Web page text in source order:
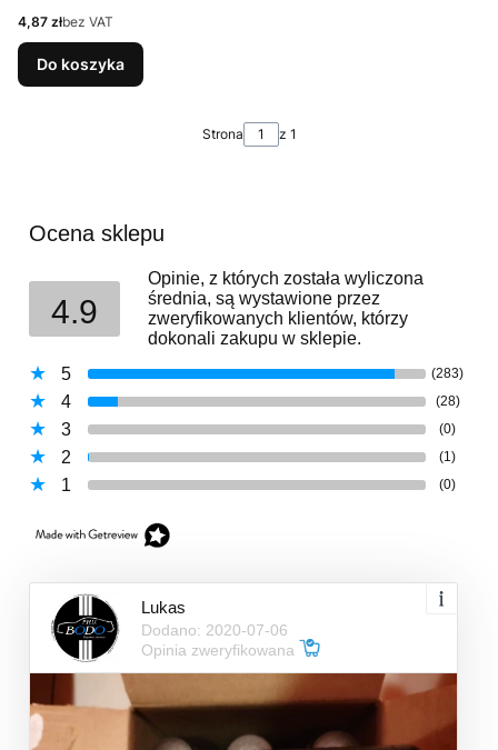
Cena
4,87 złbez VAT
Do koszyka
Strona z 1
Ocena sklepu
4.9
Opinie, z których została wyliczona
średnia, są wystawione przez
zweryfikowanych klientów, którzy
dokonali zakupu w sklepie.
5
(283)
4 (28)
3 (0)
2 (1)
1 (0)
Lukas
Dodano: 2020-07-06
Opinia zweryfikowana